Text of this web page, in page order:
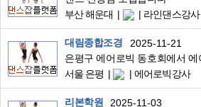
부산 해운대
라인댄스강사
대림종합조경
2025-11-21
서울 은평
에어로빅강사
리본학원
2025-11-03